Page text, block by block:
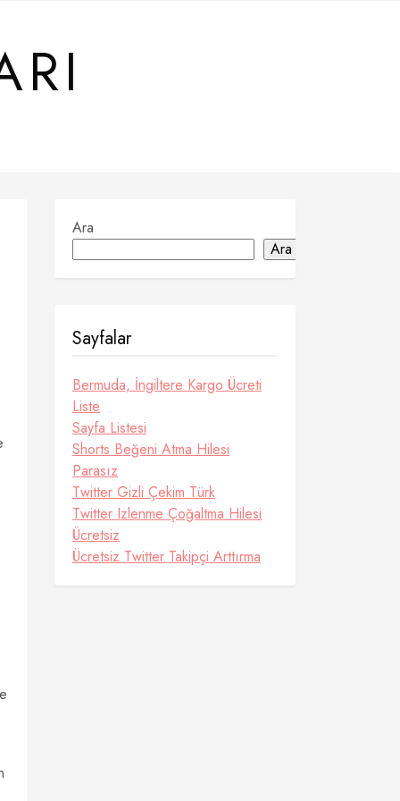
Ara
Ara
Sayfalar
Bermuda, İngiltere Kargo Ücreti
Liste
Sayfa Listesi
Shorts Beğeni Atma Hilesi
Parasız
Twitter Gizli Çekim Türk
Twitter Izlenme Çoğaltma Hilesi
Ücretsiz
Ücretsiz Twitter Takipçi Arttırma